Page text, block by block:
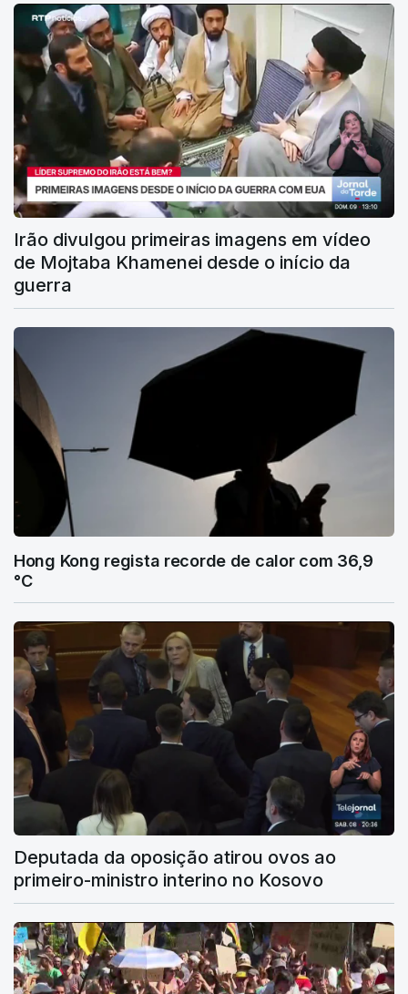
Irão divulgou primeiras imagens em vídeo
de Mojtaba Khamenei desde o início da
guerra
Hong Kong regista recorde de calor com 36,9
°C
Deputada da oposição atirou ovos ao
primeiro-ministro interino no Kosovo